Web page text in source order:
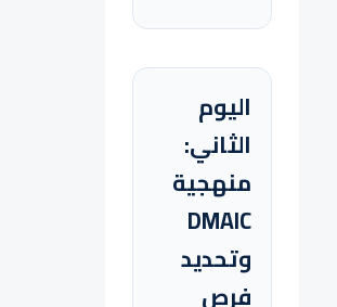
اليوم
الثاني:
منهجية
DMAIC
وتحديد
فرص